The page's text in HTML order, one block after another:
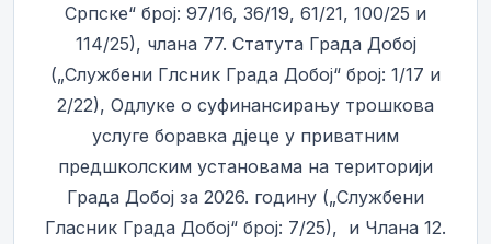
Српске“ број: 97/16, 36/19, 61/21, 100/25 и
114/25), члана 77. Статута Града Добој
(„Службени Глсник Града Добој“ број: 1/17 и
2/22), Одлуке о суфинансирању трошкова
услуге боравка дјеце у приватним
предшколским установама на територији
Града Добој за 2026. годину („Службени
Гласник Града Добој“ број: 7/25), и Члана 12.